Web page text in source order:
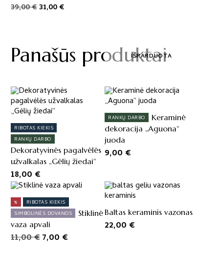
39,00€Original
31,00€
IŠPARDUOTA
Panašūs produktai
RIBOTAS KIEKIS
RANKŲ DARBO
Dekoratyvinės pagalvėlės
užvalkalas „Gėlių žiedai“
18,00 €
RANKŲ DARBO
Keraminė
dekoracija „Aguona“
juoda
9,00 €
%
RIBOTAS KIEKIS
SIMBOLINĖS DOVANOS
Stiklinė
vaza apvali
11,00€Original
7,00 €
Baltas keraminis vazonas
22,00 €